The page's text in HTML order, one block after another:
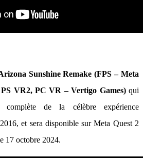
Sunshine Remake (FPS – Meta
VR2, PC VR – Vertigo Games)qui
complète de la célèbre expérience
et sera disponible sur Meta Quest 2
17 octobre 2024.